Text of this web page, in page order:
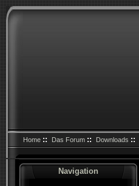
Home :: Das Forum :: Downloads ::
Navigation